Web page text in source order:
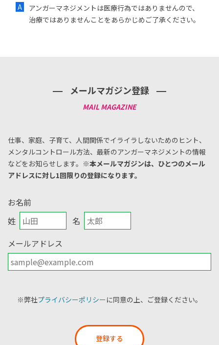
アンガーマネジメントは医療行為ではありませんので、
治療ではありませんことをあらかじめご了承ください。
メールマガジン登録
仕事、家庭、子育て、人間関係でイライラしないためのヒント、
メンタルコントロール方法、 最新のアンガーマネジメントの情報
などをお知らせします。 ※本メールマガジンは、ひとつのメール
アドレスに対し1回限りの登録になります。
お名前
姓
名
メールアドレス
※弊社プライバシーポリシーに同意の上、ご登録ください。
登録する